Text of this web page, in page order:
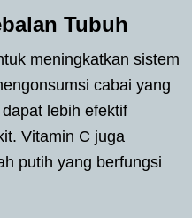
Tubuh
meningkatkan sistem
cabai yang
lebih efektif
Vitamin C juga
putih yang berfungsi